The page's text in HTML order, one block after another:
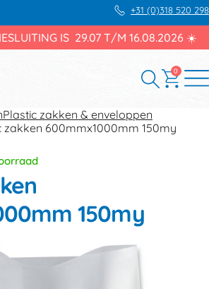
+31 (0)318 520 298
IS 29.07 T/M 16.08.2026 ☀️
0
Plastic zakken & enveloppen
zakken 600mmx1000mm 150my
150my